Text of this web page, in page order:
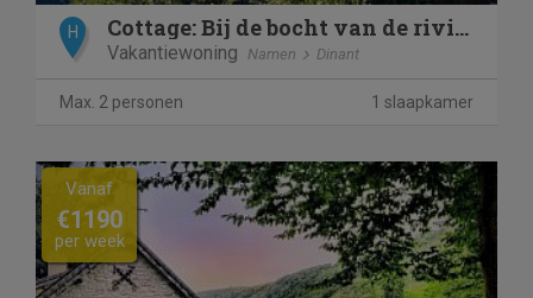
H Cottage: Bij de bocht van de rivier
Vakantiewoning Namen Dinant
Max. 2 personen 1 slaapkamer
Previous Next
Vanaf
€1190
per week